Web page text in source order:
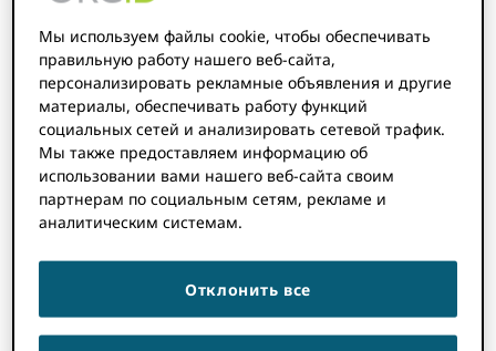
состоящем из членов организации.
Чтобы подать заявку на должность
члена совета директоров, вы должны
быть связаны с какой-либо
организацией.ORCID членская
организация.
Критерии выбора
Каждый год наш Совет устанавливает
критерии для отбора новых членов
Мы используем файлы cookie, чтобы обеспечивать
правильную работу нашего веб-сайта,
персонализировать рекламные объявления и другие
материалы, обеспечивать работу функций
социальных сетей и анализировать сетевой трафик.
Мы также предоставляем информацию об
использовании вами нашего веб-сайта своим
партнерам по социальным сетям, рекламе и
аналитическим системам.
Отклонить все